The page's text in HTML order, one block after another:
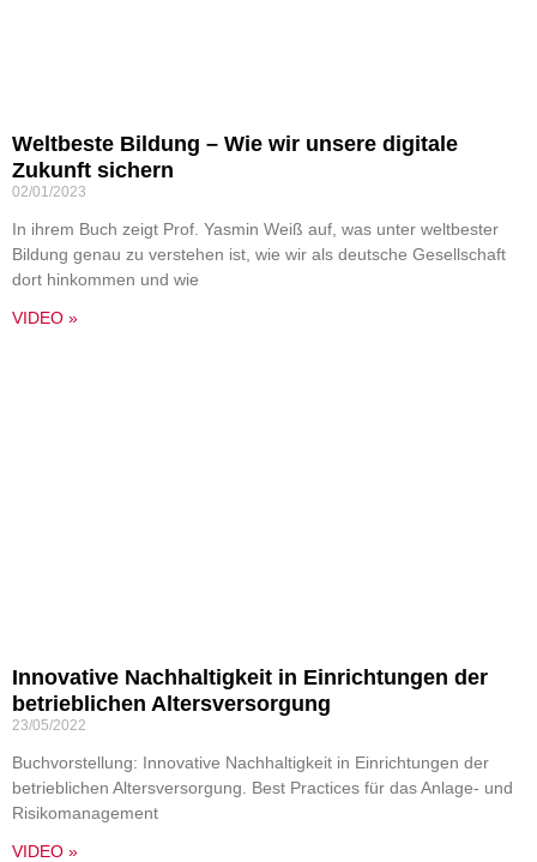
Weltbeste Bildung – Wie wir unsere digitale
Zukunft sichern
02/01/2023
In ihrem Buch zeigt Prof. Yasmin Weiß auf, was unter weltbester
Bildung genau zu verstehen ist, wie wir als deutsche Gesellschaft
dort hinkommen und wie
VIDEO »
Innovative Nachhaltigkeit in Einrichtungen der
betrieblichen Altersversorgung
23/05/2022
Buchvorstellung: Innovative Nachhaltigkeit in Einrichtungen der
betrieblichen Altersversorgung. Best Practices für das Anlage- und
Risikomanagement
VIDEO »